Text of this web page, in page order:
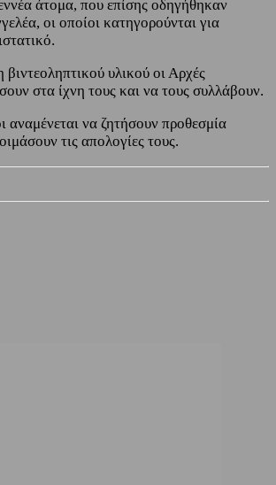
άτομα, που επίσης οδηγήθηκαν
οι οποίοι κατηγορούνται για
υλικού οι Αρχές
στα ίχνη τους και να τους συλλάβουν.
αναμένεται να ζητήσουν προθεσμία
τις απολογίες τους.